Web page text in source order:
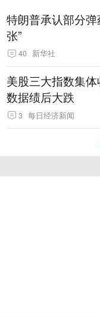
特朗普承认部分弹
张”
40 新华社
美股三大指数集
数据绩后大跌
3 每日经济新闻